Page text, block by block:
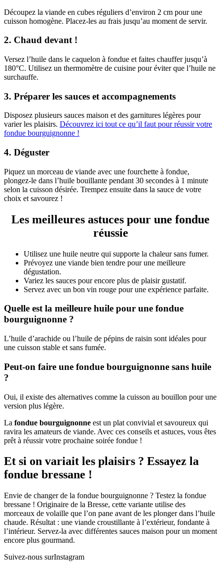
Découpez la viande en cubes réguliers d’environ 2 cm pour une
cuisson homogène. Placez-les au frais jusqu’au moment de servir.
2. Chaud devant !
Versez l’huile dans le caquelon à fondue et faites chauffer jusqu’à
180°C. Utilisez un thermomètre de cuisine pour éviter que l’huile ne
surchauffe.
3. Préparer les sauces et accompagnements
Disposez plusieurs sauces maison et des garnitures légères pour
varier les plaisirs. Découvrez ici tout ce qu’il faut pour réussir votre
fondue bourguignonne !
4. Déguster
Piquez un morceau de viande avec une fourchette à fondue,
plongez-le dans l’huile bouillante pendant 30 secondes à 1 minute
selon la cuisson désirée. Trempez ensuite dans la sauce de votre
choix et savourez !
Les meilleures astuces pour une fondue
réussie
Utilisez une huile neutre qui supporte la chaleur sans fumer.
Prévoyez une viande bien tendre pour une meilleure
dégustation.
Variez les sauces pour encore plus de plaisir gustatif.
Servez avec un bon vin rouge pour une expérience parfaite.
Quelle est la meilleure huile pour une fondue
bourguignonne ?
L’huile d’arachide ou l’huile de pépins de raisin sont idéales pour
une cuisson stable et sans fumée.
Peut-on faire une fondue bourguignonne sans huile
?
Oui, il existe des alternatives comme la cuisson au bouillon pour une
version plus légère.
La fondue bourguignonne est un plat convivial et savoureux qui
ravira les amateurs de viande. Avec ces conseils et astuces, vous êtes
prêt à réussir votre prochaine soirée fondue !
Et si on variait les plaisirs ? Essayez la
fondue bressane !
Envie de changer de la fondue bourguignonne ? Testez la fondue
bressane ! Originaire de la Bresse, cette variante utilise des
morceaux de volaille que l’on pane avant de les plonger dans l’huile
chaude. Résultat : une viande croustillante à l’extérieur, fondante à
l’intérieur. Servez-la avec différentes sauces maison pour un moment
encore plus gourmand.
Suivez-nous surInstagram